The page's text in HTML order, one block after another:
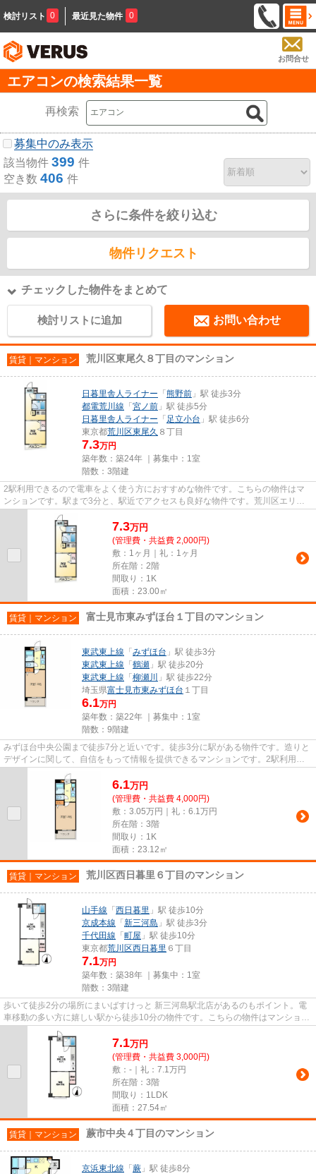
検討リスト 0 最近見た物件 0
お問合せ
エアコンの検索結果一覧
再検索
募集中のみ表示
該当物件 399 件
空き数 406 件
さらに条件を絞り込む
物件リクエスト
チェックした物件をまとめて
検討リストに追加 お問い合わせ
賃貸｜マンション 荒川区東尾久８丁目のマンション
日暮里舎人ライナー 「 熊野前 」駅 徒歩3分
都電荒川線 「 宮ノ前 」駅 徒歩5分
日暮里舎人ライナー 「 足立小台 」駅 徒歩6分
東京都荒川区東尾久 ８丁目
7.3万円
築年数：築24年 ｜募集中： 1室
階数：3階建
2駅利用できるので電車をよく使う方におすすめな物件です。こちらの物件はマ
ンションです。駅まで3分と、駅近でアクセスも良好な物件です。荒川区エリア
にある賃貸情報のことなら、地...
7.3万円
(管理費・共益費 2,000円)
敷：1ヶ月｜礼：1ヶ月
所在階：2階
間取り：1K
面積：23.00㎡
賃貸｜マンション 富士見市東みずほ台１丁目のマンション
東武東上線 「 みずほ台 」駅 徒歩3分
東武東上線 「 鶴瀬 」駅 徒歩20分
東武東上線 「 柳瀬川
」駅 徒歩22分
埼玉県富士見市東みずほ台 １丁目
6.1万円
築年数：築22年 ｜募集中： 1室
階数：9階建
みずほ台中央公園まで徒歩7分と近いです。徒歩3分に駅がある物件です。造りと
デザインに関して、自信をもって情報を提供できるマンションです。2駅利用可
能な物件なので、用途や行き先...
6.1万円
(管理費・共益費 4,000円)
敷：3.05万円｜礼：6.1万円
所在階：3階
間取り：1K
面積：23.12㎡
賃貸｜マンション 荒川区西日暮里６丁目のマンション
山手線 「 西日暮里 」駅 徒歩10分
京成本線 「 新三河島 」駅 徒歩3分
千代田線 「 町屋 」駅 徒歩10分
東京都荒川区西日暮里 ６丁目
7.1万円
築年数：築38年 ｜募集中： 1室
階数：3階建
歩いて徒歩2分の場所にまいばすけっと 新三河島駅北店があるのもポイント。電
車移動の多い方に嬉しい駅から徒歩10分の物件です。こちらの物件はマンション
です。2駅利用ができるので電...
7.1万円
(管理費・共益費 3,000円)
敷：-｜礼：7.1万円
所在階：3階
間取り：1LDK
面積：27.54㎡
賃貸｜マンション 蕨市中央４丁目のマンション
京浜東北線 「 蕨 」駅 徒歩8分